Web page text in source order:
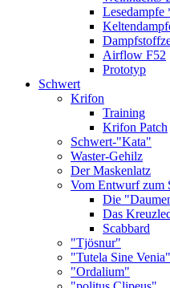
Lesedampfe
Airflow F52
Prototyp
Schwert
Krifon
Training
Krifon Patch
Schwert-"Kata"
Waster-Gehilz
Der Maskenlatz
Vom Entwurf zum
Die
Das
Scabbard
"Tjösnur"
"Tutela Sine Venia"
"Ordalium"